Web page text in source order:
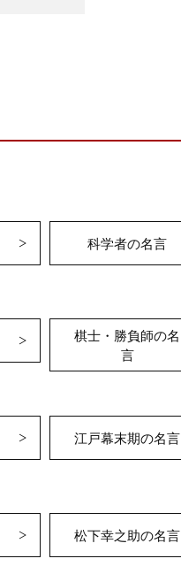
科学者の名言
棋士・勝負師の名
言
江戸幕末期の名言
松下幸之助の名言